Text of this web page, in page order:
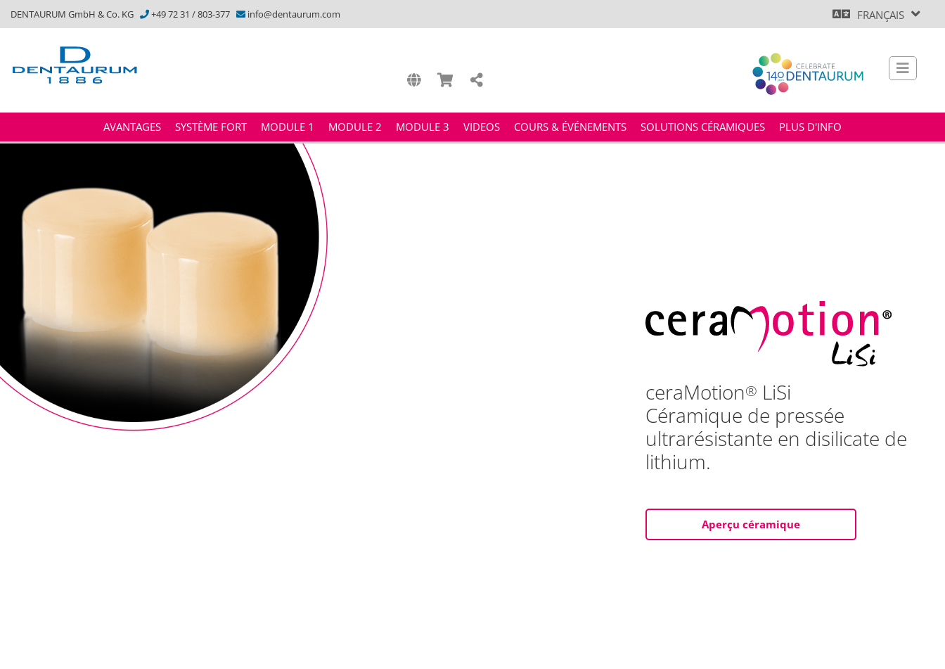
DENTAURUM GmbH & Co. KG +49 72 31 / 803-377 info@dentaurum.com FRANÇAIS
AVANTAGES SYSTÈME FORT MODULE 1 MODULE 2 MODULE 3 VIDEOS COURS & ÉVÉNEMENTS SOLUTIONS CÉRAMIQUES PLUS D'INFO
ceraMotion® LiSi
Céramique de pressée
ultrarésistante en disilicate de
lithium.
Aperçu céramique